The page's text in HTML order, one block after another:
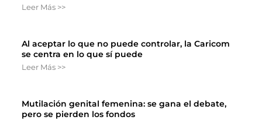
Leer Más >>
Al aceptar lo que no puede controlar, la Caricom
se centra en lo que sí puede
Leer Más >>
Mutilación genital femenina: se gana el debate,
pero se pierden los fondos